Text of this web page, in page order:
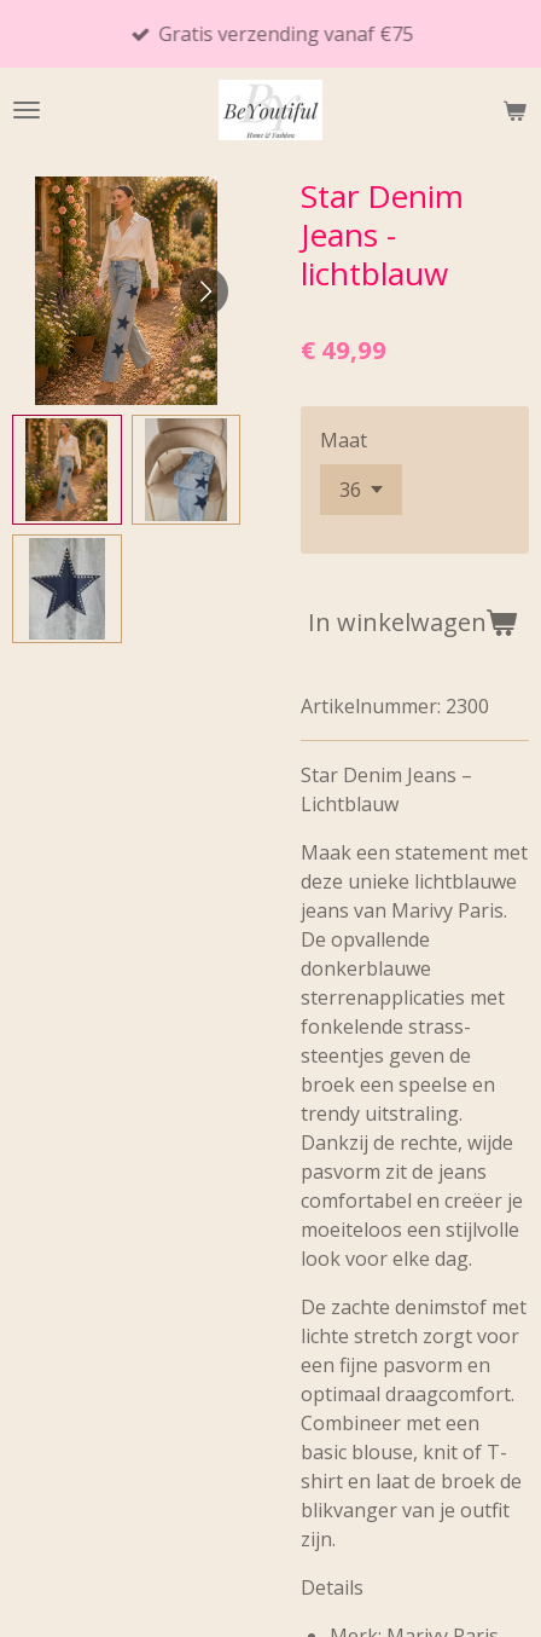
de
Gratis verzending vanaf €75
Star Denim
Jeans -
lichtblauw
€ 49,99
Maat
In winkelwagen
Artikelnummer: 2300
Star Denim Jeans –
Lichtblauw
Maak een statement met
deze unieke lichtblauwe
jeans van Marivy Paris.
De opvallende
donkerblauwe
sterrenapplicaties met
fonkelende strass-
steentjes geven de
broek een speelse en
trendy uitstraling.
Dankzij de rechte, wijde
pasvorm zit de jeans
comfortabel en creëer je
moeiteloos een stijlvolle
look voor elke dag.
De zachte denimstof met
lichte stretch zorgt voor
een fijne pasvorm en
optimaal draagcomfort.
Combineer met een
basic blouse, knit of T-
shirt en laat de broek de
blikvanger van je outfit
zijn.
Details